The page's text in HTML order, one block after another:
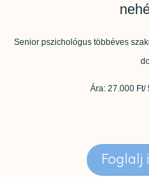
Senior pszichológus többéves
Ára: 27.000 Ft/
Foglalj